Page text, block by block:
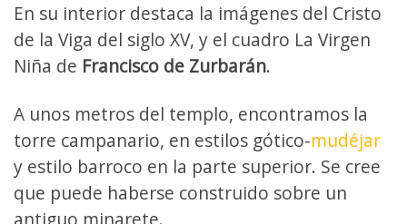
En su interior destaca la imágenes del Cristo
de la Viga del siglo XV, y el cuadro La Virgen
Niña de Francisco de Zurbarán.
A unos metros del templo, encontramos la
torre campanario, en estilos gótico-mudéjar
y estilo barroco en la parte superior. Se cree
que puede haberse construido sobre un